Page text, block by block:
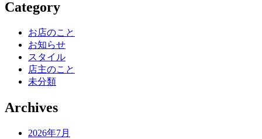
Category
お店のこと
お知らせ
スタイル
店主のこと
未分類
Archives
2026年7月